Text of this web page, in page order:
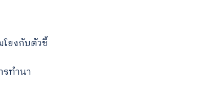
โยงกับตัวชี้
รทำนา